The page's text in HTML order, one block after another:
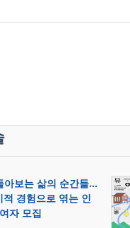
아보는 삶의 순간들…
적 경험으로 엮는 인
자 모집